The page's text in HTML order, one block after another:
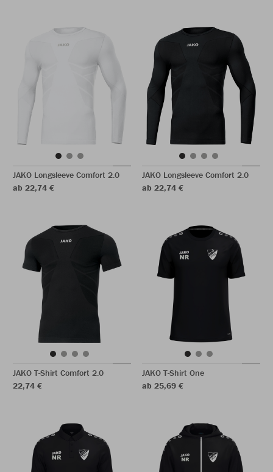
JAKO Longsleeve Comfort 2.0
ab 22,74 €
JAKO Longsleeve Comfort 2.0
ab 22,74 €
JAKO T-Shirt Comfort 2.0
22,74 €
JAKO T-Shirt One
ab 25,69 €